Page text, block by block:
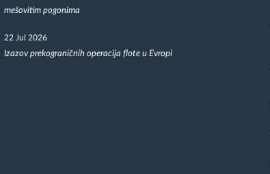
mešovitim pogonima
22 Jul 2026
Izazov prekograničnih operacija flote u Evropi